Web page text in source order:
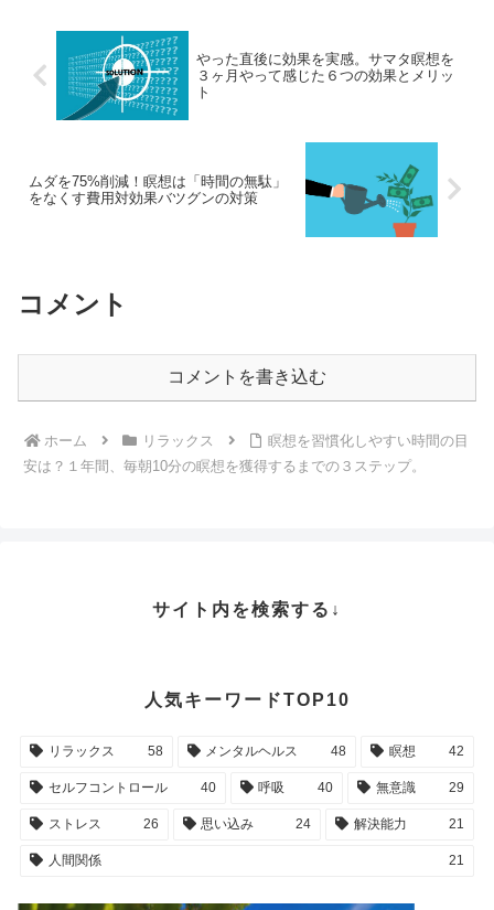
やった直後に効果を実感。サマタ瞑想を
３ヶ月やって感じた６つの効果とメリッ
ト
ムダを75%削減！瞑想は「時間の無駄」
をなくす費用対効果バツグンの対策
コメント
コメントを書き込む
ホーム リラックス
瞑想を習慣化しやすい時間の目
安は？１年間、毎朝10分の瞑想を獲得するまでの３ステップ。
サイト内を検索する↓
人気キーワードTOP10
リラックス 58 メンタルヘルス 48 瞑想 42
セルフコントロール 40 呼吸 40 無意識 29
ストレス 26 思い込み 24 解決能力 21
人間関係 21